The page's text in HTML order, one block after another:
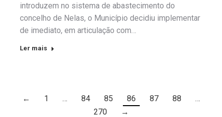
introduzem no sistema de abastecimento do
concelho de Nelas, o Município decidiu implementar
de imediato, em articulação com…
Ler mais
← 1 … 84 85 86 87 88
…
270
→